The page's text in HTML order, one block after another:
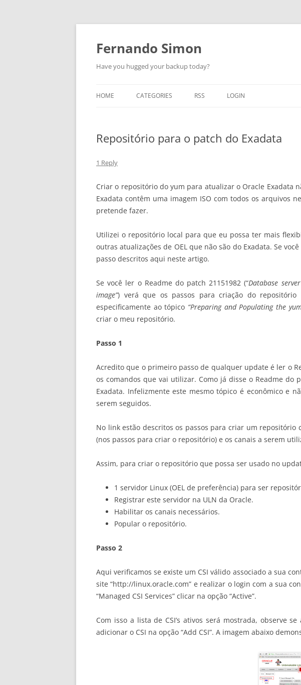
Skip
Fernando Simon
Have you hugged your backup today?
HOME CATEGORIES
EXADATA
ZDLRA
RSS LOGIN
Repositório para o patch do Exadata
1 Reply
Criar o repositório do yum para atualizar o Oracle Exadata
Exadata contêm uma imagem ISO com todos os arquivos
pretende fazer.
Utilizei o repositório local para que eu possa ter mais
outras atualizações de OEL que não são do Exadata. Se
passo descritos aqui neste artigo.
Se você ler o Readme do patch 21151982 (“Database
image”) verá que os passos para criação do
especificamente ao tópico “Preparing and Populating the
criar o meu repositório.
Passo 1
Acredito que o primeiro passo de qualquer update é ler o
os comandos que vai utilizar. Como já disse o Readme do
Exadata. Infelizmente este mesmo tópico é econômico e
serem seguidos.
No link estão descritos os passos para criar um repositório
(nos passos para criar o repositório) e os canais a serem
Assim, para criar o repositório que possa ser usado no
1 servidor Linux (OEL de preferência) para ser
Registrar este servidor na ULN da Oracle.
Habilitar os canais necessários.
Popular o repositório.
Passo 2
Aqui verificamos se existe um CSI válido associado a sua
site “http://linux.oracle.com” e realizar o login com a sua
“Managed CSI Services” clicar na opção “Active”.
Com isso a lista de CSI’s ativos será mostrada, observe
adicionar o CSI na opção “Add CSI”. A imagem abaixo